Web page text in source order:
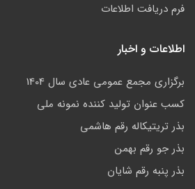
فرم دریافت اطلاعات
اطلاعات و اخبار
برگزاری مجمع عمومی عادی سال 1404
کسب عنوان تولید کننده نمونه ملی
بذر تریتیکاله رقم هاشمی
بذر جو رقم بهمن
بذر پنبه رقم شایان